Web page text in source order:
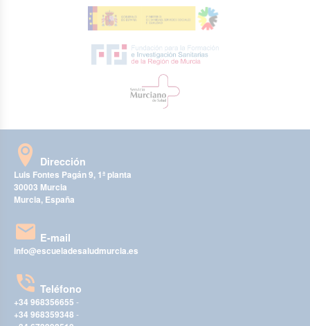
Dirección
Luis Fontes Pagán 9, 1ª planta
30003 Murcia
Murcia, España
E-mail
info@escueladesaludmurcia.es
Teléfono
+34 968356655 -
+34 968359348 -